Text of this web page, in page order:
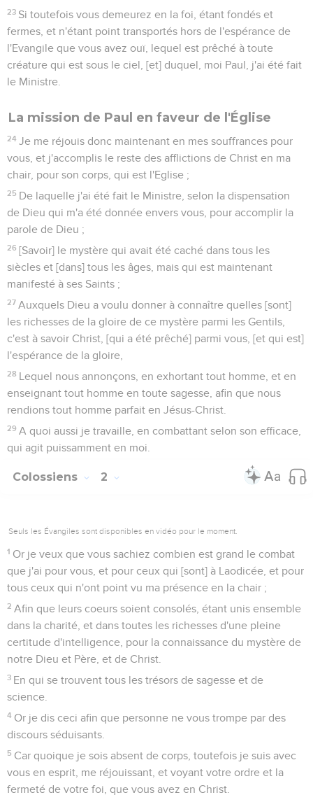
23 Si toutefois vous demeurez en la foi, étant fondés et
fermes, et n'étant point transportés hors de l'espérance de
l'Evangile que vous avez ouï, lequel est prêché à toute
créature qui est sous le ciel, [et] duquel, moi Paul, j'ai été fait
le Ministre.
La mission de Paul en faveur de l'Église
24 Je me réjouis donc maintenant en mes souffrances pour
vous, et j'accomplis le reste des afflictions de Christ en ma
chair, pour son corps, qui est l'Eglise ;
25 De laquelle j'ai été fait le Ministre, selon la dispensation
de Dieu qui m'a été donnée envers vous, pour accomplir la
parole de Dieu ;
26 [Savoir] le mystère qui avait été caché dans tous les
siècles et [dans] tous les âges, mais qui est maintenant
manifesté à ses Saints ;
27 Auxquels Dieu a voulu donner à connaître quelles [sont]
les richesses de la gloire de ce mystère parmi les Gentils,
c'est à savoir Christ, [qui a été prêché] parmi vous, [et qui est]
l'espérance de la gloire,
28 Lequel nous annonçons, en exhortant tout homme, et en
enseignant tout homme en toute sagesse, afin que nous
rendions tout homme parfait en Jésus-Christ.
29 A quoi aussi je travaille, en combattant selon son efficace,
qui agit puissamment en moi.
Colossiens 2
Seuls les Évangiles sont disponibles en vidéo pour le moment.
1 Or je veux que vous sachiez combien est grand le combat
que j'ai pour vous, et pour ceux qui [sont] à Laodicée, et pour
tous ceux qui n'ont point vu ma présence en la chair ;
2 Afin que leurs coeurs soient consolés, étant unis ensemble
dans la charité, et dans toutes les richesses d'une pleine
certitude d'intelligence, pour la connaissance du mystère de
notre Dieu et Père, et de Christ.
3 En qui se trouvent tous les trésors de sagesse et de
science.
4 Or je dis ceci afin que personne ne vous trompe par des
discours séduisants.
5 Car quoique je sois absent de corps, toutefois je suis avec
vous en esprit, me réjouissant, et voyant votre ordre et la
fermeté de votre foi, que vous avez en Christ.